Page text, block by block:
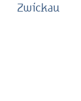
Zwickau